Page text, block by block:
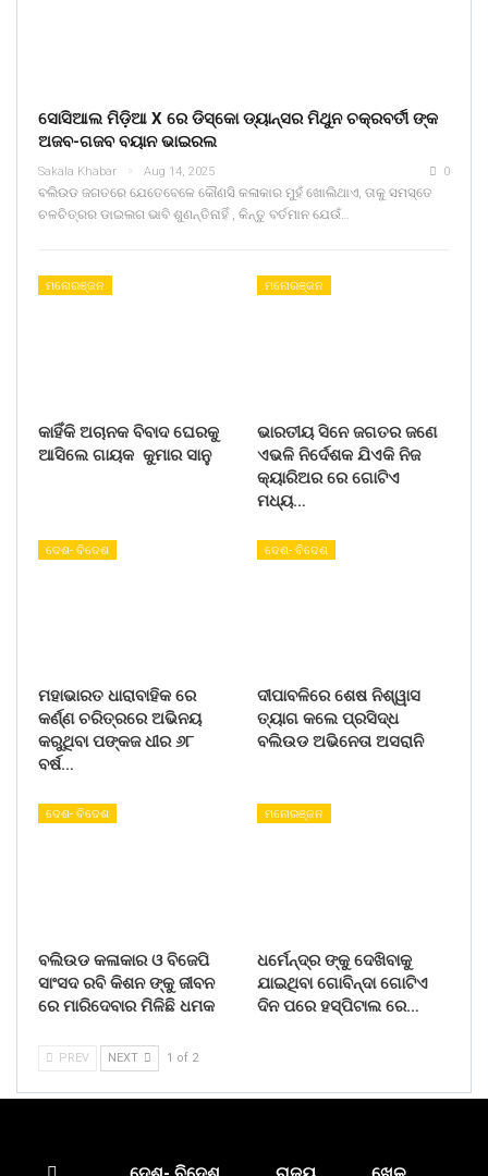
ସୋସିଆଲ ମିଡ଼ିଆ X ରେ ଡିସ୍କୋ ଡ୍ୟାନ୍ସର ମିଥୁନ ଚକ୍ରବର୍ତୀ ଙ୍କ
ଅଜବ-ଗଜବ ବୟାନ ଭାଇରଲ
Sakala Khabar Aug 14, 2025 0
ବଲିଉଡ ଜଗତରେ ଯେତେବେଳେ କୌଣସି କଳାକାର ମୁହଁ ଖୋଲିଥାଏ, ତାକୁ ସମସ୍ତେ
ଚଳଚିତ୍ରର ଡାଇଲଗ ଭାବି ଶୁଣନ୍ତିନାହିଁ , କିନ୍ତୁ ବର୍ତମାନ ଯେଉଁ…
ମନୋରଞ୍ଜନ
କାହିଁକି ଅଚାନକ ବିବାଦ ଘେରକୁ
ଆସିଲେ ଗାୟକ କୁମାର ସାନୁ
ମନୋରଞ୍ଜନ
ଭାରତୀୟ ସିନେ ଜଗତର ଜଣେ
ଏଭଳି ନିର୍ଦେଶକ ଯିଏକି ନିଜ
କ୍ୟାରିଅର ରେ ଗୋଟିଏ
ମଧ୍ୟ…
ଦେଶ- ବିଦେଶ
ମହାଭାରତ ଧାରାବାହିକ ରେ
କର୍ଣ୍ଣ ଚରିତ୍ରରେ ଅଭିନୟ
କରୁଥିବା ପଙ୍କଜ ଧୀର ୬୮
ବର୍ଷ…
ଦେଶ- ବିଦେଶ
ଦୀପାବଳିରେ ଶେଷ ନିଶ୍ୱାସ
ତ୍ୟାଗ କଲେ ପ୍ରସିଦ୍ଧ
ବଲିଉଡ ଅଭିନେତା ଅସରାନି
ଦେଶ- ବିଦେଶ
ବଲିଉଡ କଳାକାର ଓ ବିଜେପି
ସାଂସଦ ରବି କିଶନ ଙ୍କୁ ଜୀବନ
ରେ ମାରିଦେବାର ମିଳିଛି ଧମକ
ମନୋରଞ୍ଜନ
ଧର୍ମେନ୍ଦ୍ର ଙ୍କୁ ଦେଖିବାକୁ
ଯାଇଥିବା ଗୋବିନ୍ଦା ଗୋଟିଏ
ଦିନ ପରେ ହସ୍ପିଟାଲ ରେ…
PREV NEXT 1 of 2